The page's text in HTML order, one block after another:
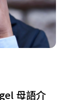
母語介